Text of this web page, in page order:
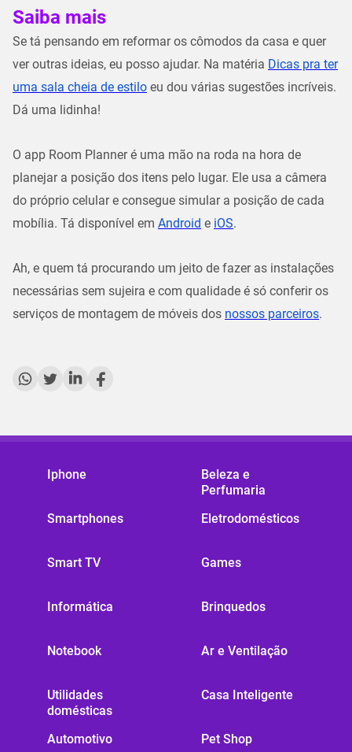
Saiba mais
Se tá pensando em reformar os cômodos da casa e quer
ver outras ideias, eu posso ajudar. Na matéria Dicas pra ter
uma sala cheia de estilo eu dou várias sugestões incríveis.
Dá uma lidinha!
O app Room Planner é uma mão na roda na hora de
planejar a posição dos itens pelo lugar. Ele usa a câmera
do próprio celular e consegue simular a posição de cada
mobília. Tá disponível em Android e iOS.
Ah, e quem tá procurando um jeito de fazer as instalações
necessárias sem sujeira e com qualidade é só conferir os
serviços de montagem de móveis dos nossos parceiros.
Iphone
Smartphones
Smart TV
Informática
Notebook
Utilidades
domésticas
Automotivo
Beleza e
Perfumaria
Eletrodomésticos
Games
Brinquedos
Ar e Ventilação
Casa Inteligente
Pet Shop